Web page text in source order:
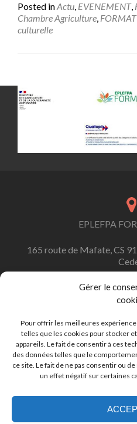
Gérer le
Pour offrir les meilleures
telles que les cookies pour stocker
appareils. Le fait de consentir à ces
des données telles que le
ce site. Le fait de ne pas consentir ou
un effet négatif sur certaines
Posted inActu, EVENEMENT,
Chambre Agriculture,
culturelle
EPLEFPA
165 route de Mafate, CS
+262